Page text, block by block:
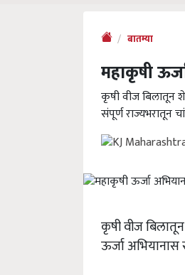
बातम्या
महाकृषी
कृषी वीज बिलातून
संपूर्ण राज्यभरातून
कृषी वीज
ऊर्जा